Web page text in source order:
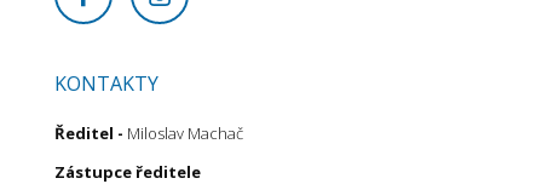
KONTAKTY
Ředitel - Miloslav Machač
Zástupce ředitele